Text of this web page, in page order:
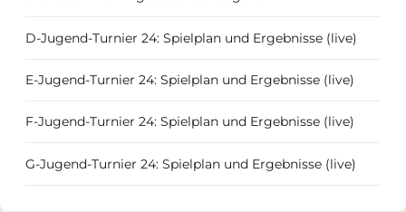
D-Jugend-Turnier 24: Spielplan und Ergebnisse (live)
E-Jugend-Turnier 24: Spielplan und Ergebnisse (live)
F-Jugend-Turnier 24: Spielplan und Ergebnisse (live)
G-Jugend-Turnier 24: Spielplan und Ergebnisse (live)